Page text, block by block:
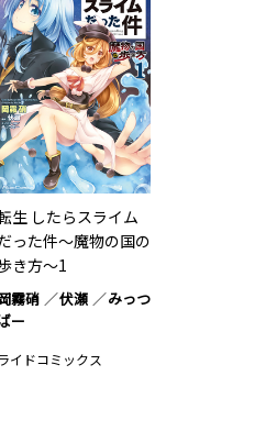
生 したらスライム
った件～魔物の国の
き方～1
霧硝 伏瀬
みっつ
ー
ライドコミックス